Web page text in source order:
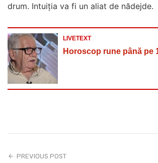
drum. Intuiția va fi un aliat de nădejde.
LIVETEXT
Horoscop rune până pe
PREVIOUS POST